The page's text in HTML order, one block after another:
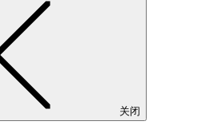
关闭